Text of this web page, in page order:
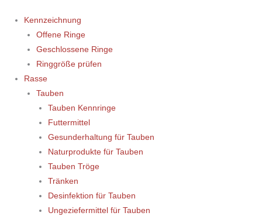
Kennzeichnung
Offene Ringe
Geschlossene Ringe
Ringgröße prüfen
Rasse
Tauben
Tauben Kennringe
Futtermittel
Gesunderhaltung für Tauben
Naturprodukte für Tauben
Tauben Tröge
Tränken
Desinfektion für Tauben
Ungeziefermittel für Tauben